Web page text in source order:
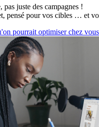
pas juste des campagnes !
pensé pour vos cibles … et
pourrait optimiser chez vous